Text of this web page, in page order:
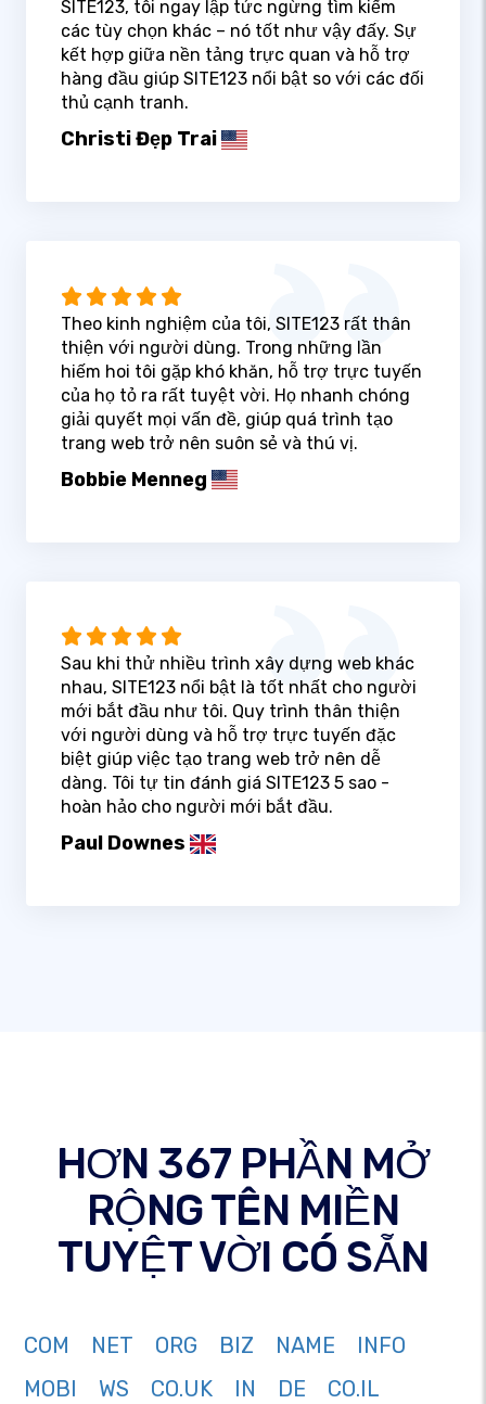
SITE123, tôi ngay lập tức ngừng tìm kiếm
các tùy chọn khác – nó tốt như vậy đấy. Sự
kết hợp giữa nền tảng trực quan và hỗ trợ
hàng đầu giúp SITE123 nổi bật so với các đối
thủ cạnh tranh.
Christi Đẹp Trai
Theo kinh nghiệm của tôi, SITE123 rất thân
thiện với người dùng. Trong những lần
hiếm hoi tôi gặp khó khăn, hỗ trợ trực tuyến
của họ tỏ ra rất tuyệt vời. Họ nhanh chóng
giải quyết mọi vấn đề, giúp quá trình tạo
trang web trở nên suôn sẻ và thú vị.
Bobbie Menneg
Sau khi thử nhiều trình xây dựng web khác
nhau, SITE123 nổi bật là tốt nhất cho người
mới bắt đầu như tôi. Quy trình thân thiện
với người dùng và hỗ trợ trực tuyến đặc
biệt giúp việc tạo trang web trở nên dễ
dàng. Tôi tự tin đánh giá SITE123 5 sao -
hoàn hảo cho người mới bắt đầu.
Paul Downes
HƠN 367 PHẦN MỞ
RỘNG TÊN MIỀN
TUYỆT VỜI CÓ SẴN
COM NET ORG BIZ NAME
INFO
MOBI
WS CO.UK IN DE
CO.IL